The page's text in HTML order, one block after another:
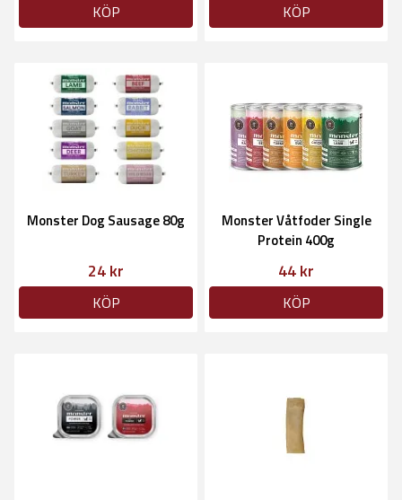
KÖP KÖP
Monster Dog Sausage 80g
24 kr
KÖP
Monster Våtfoder Single
Protein 400g
44 kr
KÖP